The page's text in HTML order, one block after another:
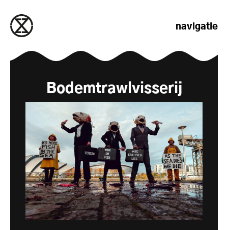
navigatie
Bodemtrawlvisserij